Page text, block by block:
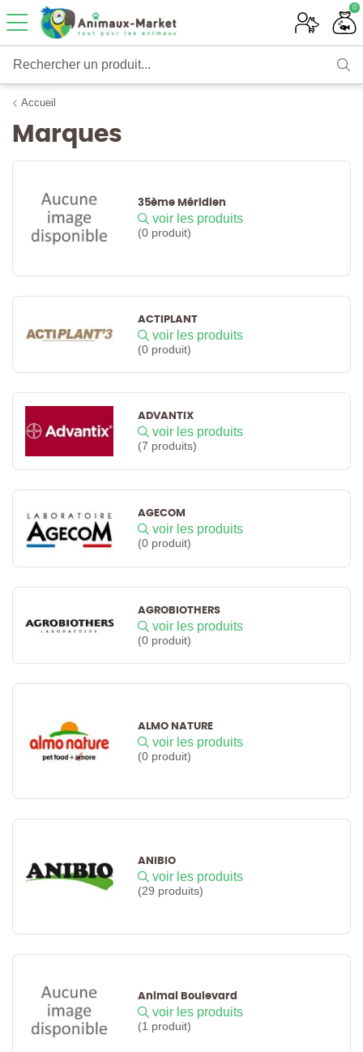
0
Accueil
Marques
35ème Méridien
voir les produits
(0 produit)
ACTIPLANT
voir les produits
(0 produit)
ADVANTIX
voir les produits
(7 produits)
AGECOM
voir les produits
(0 produit)
AGROBIOTHERS
voir les produits
(0 produit)
ALMO NATURE
voir les produits
(0 produit)
ANIBIO
voir les produits
(29 produits)
Animal Boulevard
voir les produits
(1 produit)